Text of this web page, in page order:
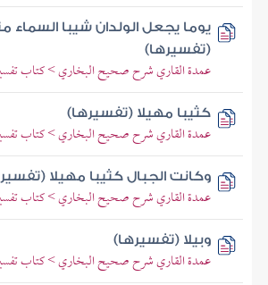
يوما يجعل الولدان شيبا السماء
(تفسيرها)
عمدة القاري شرح صحيح البخاري > كتاب
كثيبا مهيلا (تفسيرها)
عمدة القاري شرح صحيح البخاري > كتاب
وكانت الجبال كثيبا مهيلا
عمدة القاري شرح صحيح البخاري > كتاب
وبيلا (تفسيرها)
عمدة القاري شرح صحيح البخاري > كتاب